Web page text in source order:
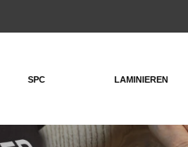
SPC LAMINIEREN